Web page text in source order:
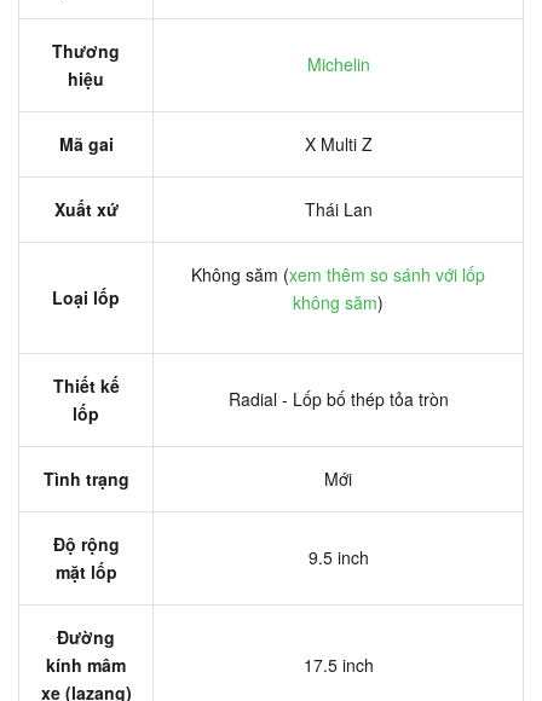
Thương
hiệu
Michelin
Mã gai X Multi Z
Xuất xứ Thái Lan
Loại lốp
Không săm (xem thêm so sánh với lốp
không săm)
Thiết kế
lốp
Radial - Lốp bố thép tỏa tròn
Tình trạng Mới
Độ rộng
mặt lốp
9.5 inch
Đường
kính mâm
xe (lazang)
17.5 inch